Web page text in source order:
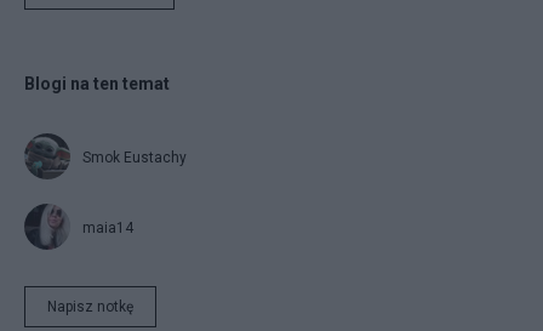
Blogi na ten temat
Smok Eustachy
maia14
Napisz notkę